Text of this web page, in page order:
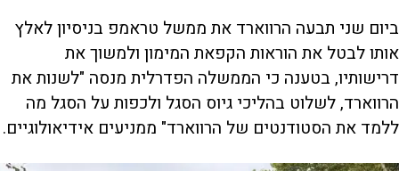
ביום שני תבעה הרווארד את ממשל טראמפ בניסיון לאלץ
אותו לבטל את הוראות הקפאת המימון ולמשוך את
דרישותיו, בטענה כי הממשלה הפדרלית מנסה "לשנות את
הרווארד, לשלוט בהליכי גיוס הסגל ולכפות על הסגל מה
ללמד את הסטודנטים של הרווארד" ממניעים אידיאולוגיים.